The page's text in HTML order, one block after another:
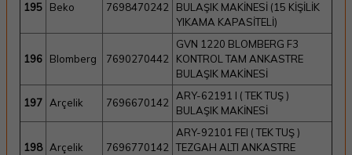
195 Beko 7698470242
BULAŞIK MAKİNESİ (15 KİŞİLİK
YIKAMA KAPASİTELİ)
196 Blomberg 7690270442
GVN 1220 BLOMBERG F3
KONTROL TAM ANKASTRE
BULAŞIK MAKİNESİ
197 Arçelik 7696670142
ARY-62191 I ( TEK TUŞ )
BULAŞIK MAKİNESİ
198 Arçelik 7696770142
ARY-92101 FEI ( TEK TUŞ )
TEZGAH ALTI ANKASTRE